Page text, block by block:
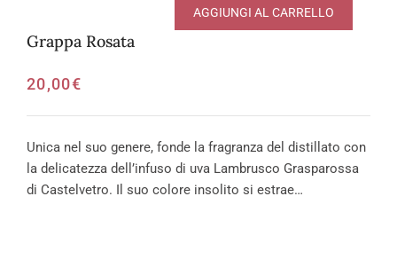
Grappa Rosata
20,00€
AGGIUNGI AL CARRELLO
Unica nel suo genere, fonde la fragranza del distillato con
la delicatezza dell’infuso di uva Lambrusco Grasparossa
di Castelvetro. Il suo colore insolito si estrae…